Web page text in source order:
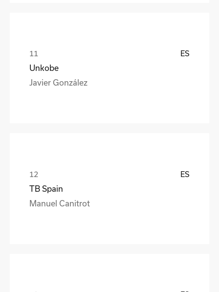
ES
Unkobe
Javier González
ES
TB Spain
Manuel Canitrot